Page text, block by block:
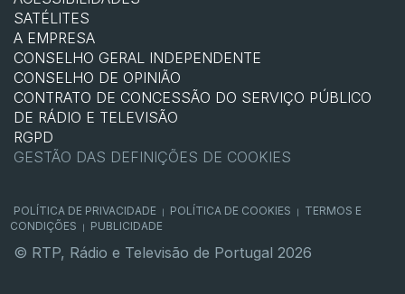
SATÉLITES
A EMPRESA
CONSELHO GERAL INDEPENDENTE
CONSELHO DE OPINIÃO
CONTRATO DE CONCESSÃO DO SERVIÇO PÚBLICO
DE RÁDIO E TELEVISÃO
RGPD
GESTÃO DAS DEFINIÇÕES DE COOKIES
POLÍTICA DE PRIVACIDADE POLÍTICA DE COOKIES
TERMOS E
CONDIÇÕES
PUBLICIDADE
© RTP, Rádio e Televisão de Portugal 2026